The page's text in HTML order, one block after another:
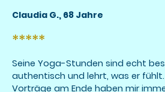
Claudia G., 68 Jahre
*****
Seine Yoga-Stunden sind echt
authentisch und lehrt, was er fühlt.
Vorträge am Ende haben mir